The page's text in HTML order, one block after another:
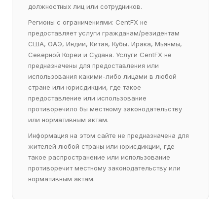
должностных лиц или сотрудников.
Регионы с ограничениями: CentFX не
предоставляет услуги гражданам/резидентам
США, ОАЭ, Индии, Китая, Кубы, Ирака, Мьянмы,
Северной Кореи и Судана. Услуги CentFX не
предназначены для предоставления или
использования какими-либо лицами в любой
стране или юрисдикции, где такое
предоставление или использование
противоречило бы местному законодательству
или нормативным актам.
Информация на этом сайте не предназначена для
жителей любой страны или юрисдикции, где
такое распространение или использование
противоречит местному законодательству или
нормативным актам.